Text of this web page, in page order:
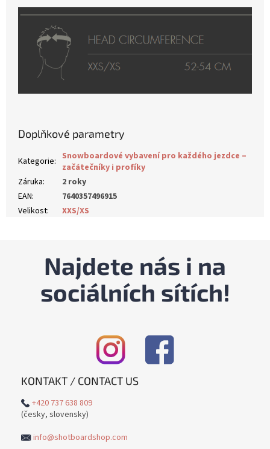
Doplňkové parametry
Kategorie: Snowboardové vybavení pro každého jezdce –
začátečníky i profíky
Záruka:
2 roky
EAN:
7640357496915
Velikost: XXS/XS
Najdete nás i na
sociálních sítích!
KONTAKT / CONTACT US
+420 737 638 809
(česky, slovensky)
info@shotboardshop.com